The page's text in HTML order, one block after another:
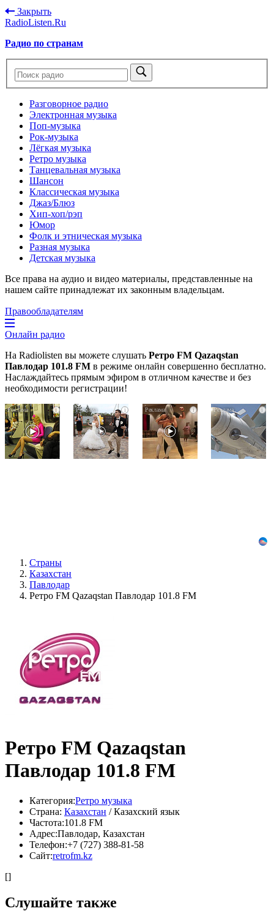
Закрыть
RadioListen.Ru
Радио по странам
Разговорное радио
Электронная музыка
Поп-музыка
Рок-музыка
Лёгкая музыка
Ретро музыка
Танцевальная музыка
Шансон
Классическая музыка
Джаз/Блюз
Хип-хоп/рэп
Юмор
Фолк и этническая музыка
Разная музыка
Детская музыка
Все права на аудио и видео материалы, представленные на
нашем сайте принадлежат их законным владельцам.
Правообладателям
Онлайн радио
На Radiolisten вы можете слушать Ретро FM Qazaqstan
Павлодар 101.8 FM в режиме онлайн совершенно бесплатно.
Наслаждайтесь прямым эфиром в отличном качестве и без
необходимости регистрации!
i
Королева
вагона
отожгла!
Видео
i
Этот
танец
невесты
оставит
i
Ролик
длится
пару
секунд,
но
i
Страны
Казахстан
Павлодар
Ретро FM Qazaqstan Павлодар 101.8 FM
Ретро FM Qazaqstan
Павлодар 101.8 FM
Категория:Ретро музыка
Страна: Казахстан / Казахский язык
Частота:101.8 FM
Адрес:Павлодар, Казахстан
Телефон:+7 (727) 388-81-58
Сайт:retrofm.kz
[]
Слушайте также